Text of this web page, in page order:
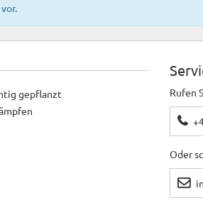
gepflanzt
Rufen
Oder